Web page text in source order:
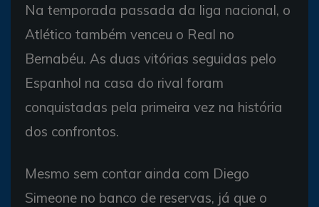
Na temporada passada da liga nacional, o
Atlético também venceu o Real no
Bernabéu. As duas vitórias seguidas pelo
Espanhol na casa do rival foram
conquistadas pela primeira vez na história
dos confrontos.
Mesmo sem contar ainda com Diego
Simeone no banco de reservas, já que o